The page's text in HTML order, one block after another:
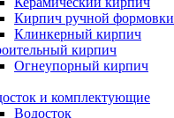
Кирпич ручной формовки
Клинкерный кирпич
кирпич
Огнеупорный кирпич
и комплектующие
Водосток